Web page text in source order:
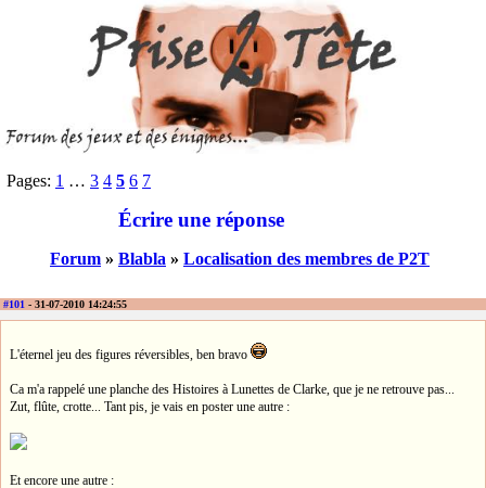
Pages: 1 … 3 4 5 6 7
Écrire une réponse
Forum » Blabla » Localisation des membres de P2T
#101 - 31-07-2010 14:24:55
L'éternel jeu des figures réversibles, ben bravo
Ca m'a rappelé une planche des Histoires à Lunettes de Clarke, que je ne retrouve pas...
Zut, flûte, crotte... Tant pis, je vais en poster une autre :
Et encore une autre :